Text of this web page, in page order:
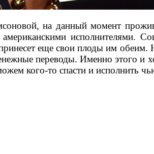
на данный момент
исполнителями.
еще свои плоды им обеим.
переводы. Именно этого и
кого-то спасти и исполнить